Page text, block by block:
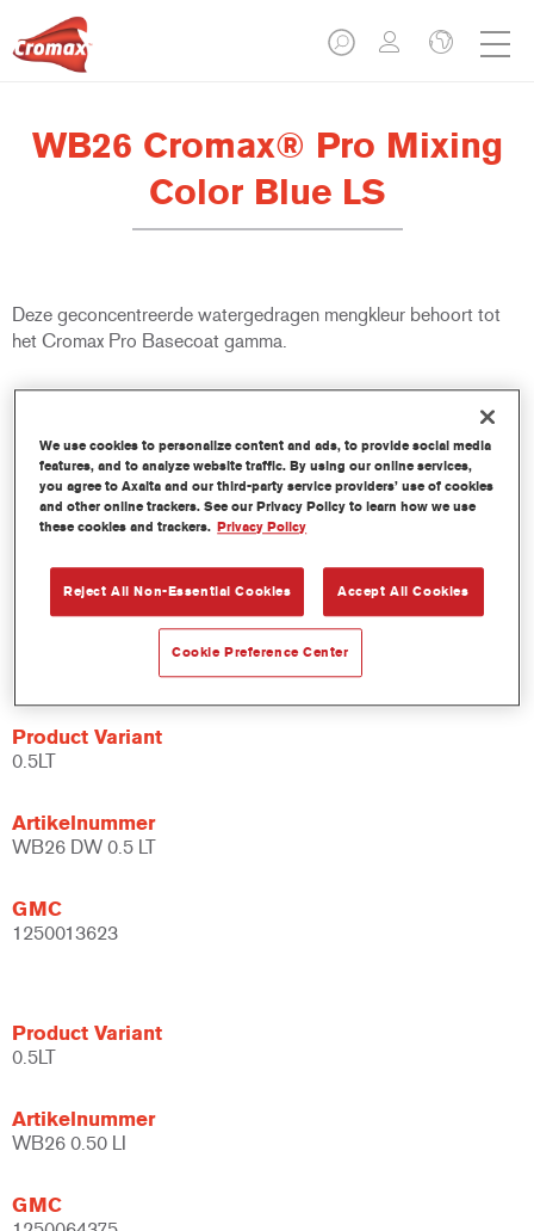
WB26 Cromax® Pro Mixing
Color Blue LS
Deze geconcentreerde watergedragen mengkleur behoort tot
het Cromax Pro Basecoat gamma.
kleurovereenstemming.
Snel en zuinig gebruik; helpt de doorstroming en de
productiviteit te verbeteren.
Maakt deel uit van een gevestigd en uitgebreid kleur- en
Uitgebreide toepassingsmogelijkheden.
Flexibel - kan gebruikt worden bij verschillende
klimaatomstandigheden en met verschillende
applicatietechnieken.
Product Variant
0.5LT
Artikelnummer
WB26 DW 0.5 LT
GMC
1250013623
Product Variant
0.5LT
Artikelnummer
WB26 0.50 LI
GMC
We use cookies to personalize content and ads, to provide social media
features, and to analyze website traffic. By using our online services,
you agree to Axalta and our third-party service providers’ use of cookies
and other online trackers. See our Privacy Policy to learn how we use
these cookies and trackers. Privacy Policy
Reject All Non-Essential Cookies Accept All Cookies
Cookie Preference Center